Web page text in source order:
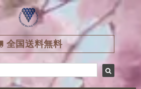
全国送料無料